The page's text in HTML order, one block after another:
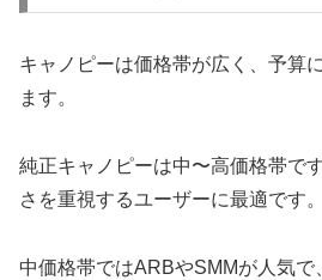
キャノピーは価格帯が広く、予算
ます。
純正キャノピーは中〜高価格帯で
さを重視するユーザーに最適です。
中価格帯ではARBやSMMが人気で